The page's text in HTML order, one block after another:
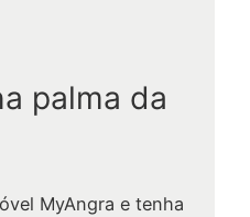
palma da
MyAngra e tenha